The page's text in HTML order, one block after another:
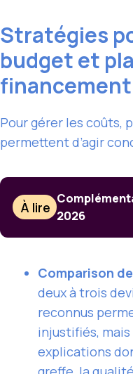
Stratégies
budget et
financement
Pour gérer les coûts,
permettent d’agir
À lire 2026
Comparison
deux à trois
reconnus
injustifiés,
explications